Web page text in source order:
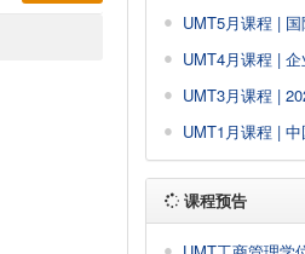
UMT5月课程 | 国际形
UMT4月课程 | 企业战
UMT3月课程 | 2026宏观经济展
UMT1月课程 | 中国产业机遇与十五五规划+公司
课程预告